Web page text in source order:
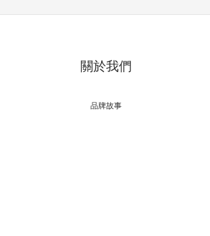
關於我們
品牌故事